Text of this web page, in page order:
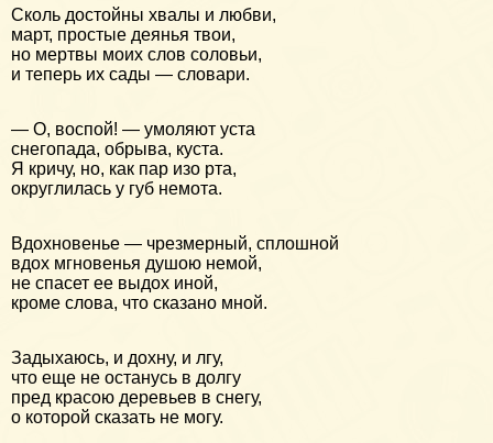
Сколь достойны хвалы и любви,
март, простые деянья твои,
но мертвы моих слов соловьи,
и теперь их сады — словари.
— О, воспой! — умоляют уста
снегопада, обрыва, куста.
Я кричу, но, как пар изо рта,
округлилась у губ немота.
Вдохновенье — чрезмерный, сплошной
вдох мгновенья душою немой,
не спасет ее выдох иной,
кроме слова, что сказано мной.
Задыхаюсь, и дохну, и лгу,
что еще не останусь в долгу
пред красою деревьев в снегу,
о которой сказать не могу.